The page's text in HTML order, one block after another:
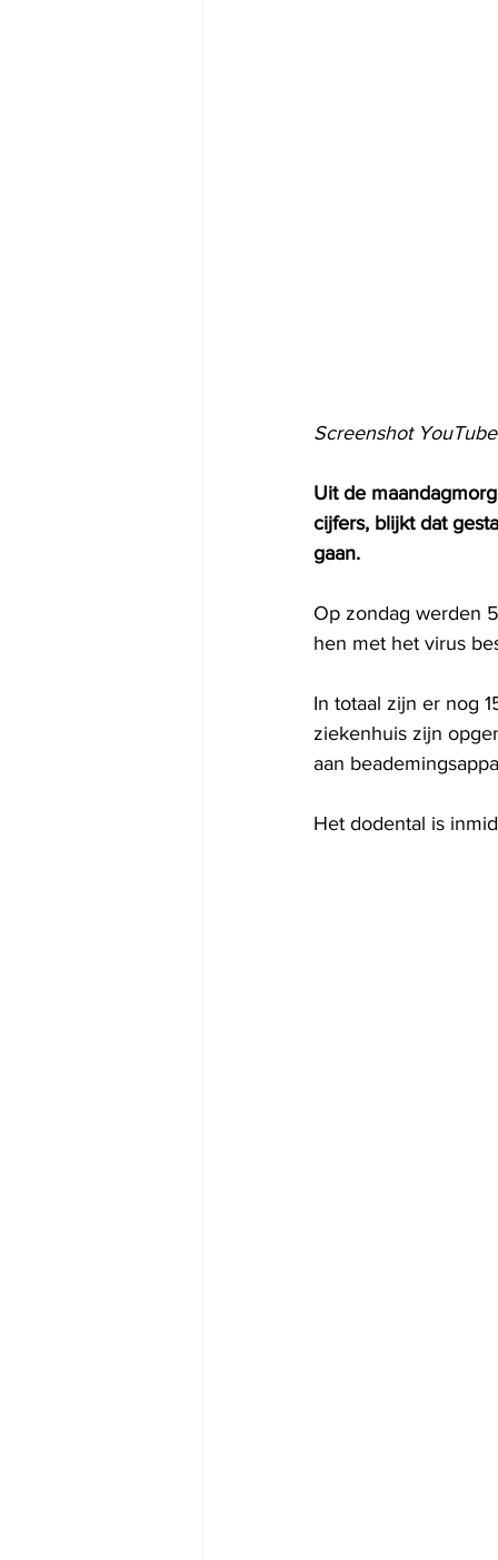
Screenshot YouTube
Uit de
cijfers, blijkt dat
gaan.
Op zondag werden
hen met het virus
In totaal zijn er nog
ziekenhuis zijn
aan
Het dodental is